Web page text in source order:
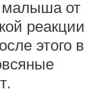
малыша от
реакции
этого в